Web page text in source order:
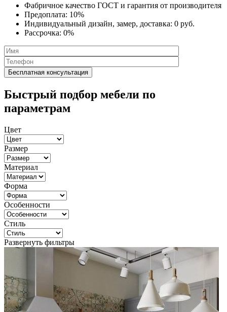
Фабричное качество ГОСТ и гарантия от производителя
Предоплата: 10%
Индивидуальный дизайн, замер, доставка: 0 руб.
Рассрочка: 0%
Быстрый подбор мебели по
параметрам
Цвет
Размер
Материал
Форма
Особенности
Стиль
Развернуть фильтры